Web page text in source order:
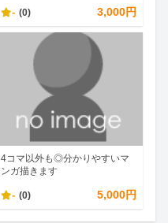
- (0) 3,000円
4コマ以外も◎分かりやすいマ
ンガ描きます
- (0) 5,000円